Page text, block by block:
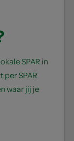
SPAR in
SPAR
waar jij je